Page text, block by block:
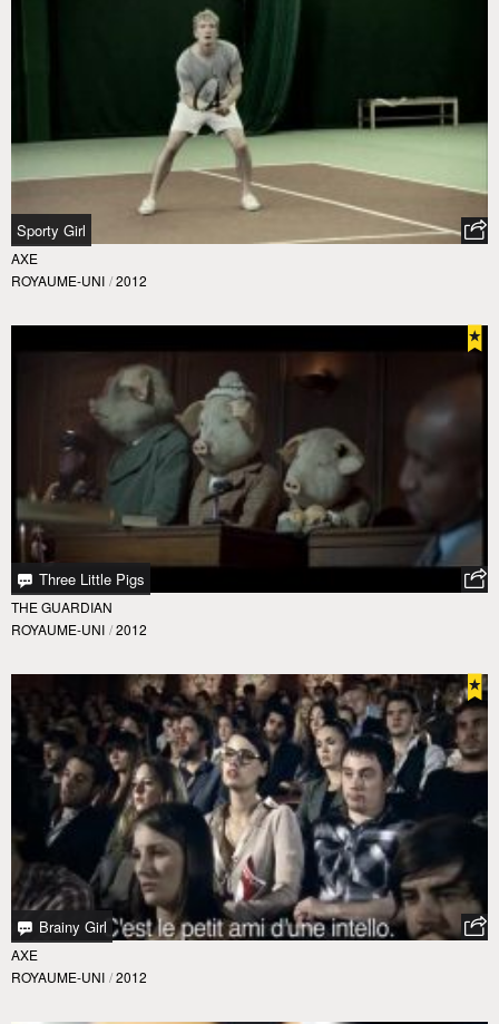
Sporty Girl
AXE
ROYAUME-UNI / 2012
Three Little Pigs
THE GUARDIAN
ROYAUME-UNI / 2012
Brainy Girl
AXE
ROYAUME-UNI / 2012